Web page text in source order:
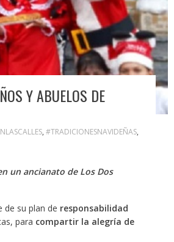
Y ABUELOS DE
, #TRADICIONESNAVIDEÑAS,
un ancianato de Los Dos
de su plan de responsabilidad
para compartir la alegría de